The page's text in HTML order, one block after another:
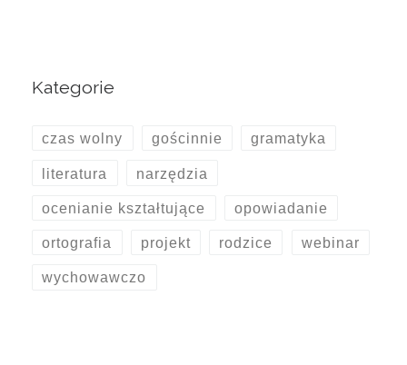
Kategorie
czas wolny gościnnie gramatyka
literatura narzędzia
ocenianie kształtujące opowiadanie
ortografia projekt rodzice webinar
wychowawczo